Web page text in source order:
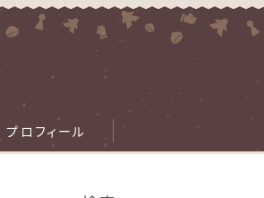
プロフィール